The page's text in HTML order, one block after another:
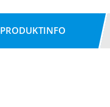
PRODUKTINFO